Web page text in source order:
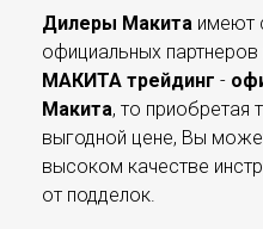
Дилеры Макита имеют
официальных
МАКИТА трейдинг -
Макита, то приобретая
выгодной цене, Вы
высоком качестве
от подделок.